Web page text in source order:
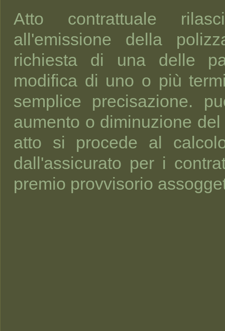
Atto contrattuale
all'emissione della
richiesta di una delle
modifica di uno o più
semplice precisazione.
aumento o diminuzione
atto si procede al
dall'assicurato per i
premio provvisorio